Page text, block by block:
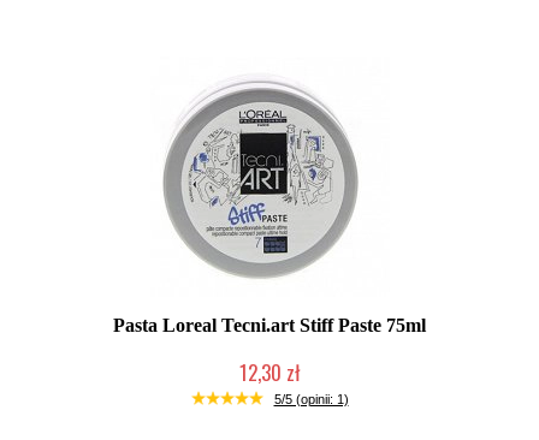
Pasta Loreal Tecni.art Stiff Paste 75ml
12,30 zł
Produkt wycofany
5/5 (opinii: 1)